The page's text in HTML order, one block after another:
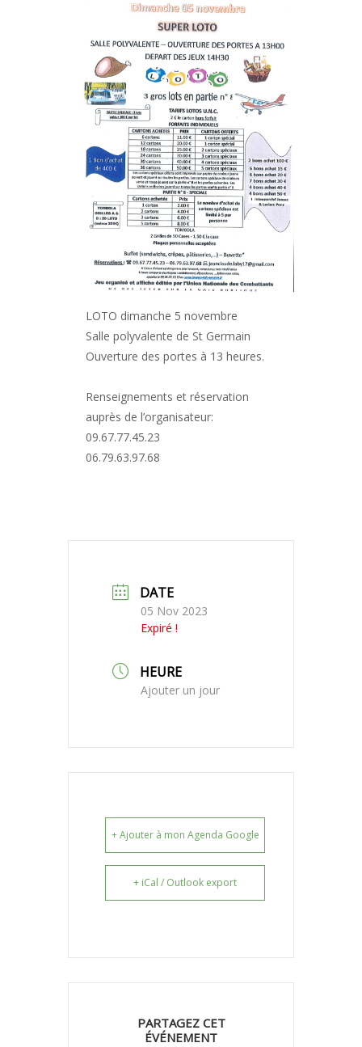
LOTO dimanche 5 novembre
Salle polyvalente de St Germain
Ouverture des portes à 13 heures.
Renseignements et réservation
auprès de l’organisateur:
09.67.77.45.23
06.79.63.97.68
DATE
05 Nov 2023
Expiré !
HEURE
Ajouter un jour
+ Ajouter à mon Agenda Google
+ iCal / Outlook export
PARTAGEZ CET
ÉVÉNEMENT